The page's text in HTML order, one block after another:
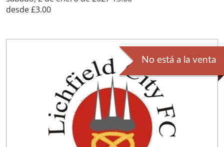
desde £3.00
No está a la venta